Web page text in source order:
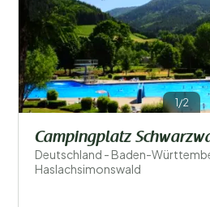
1/2
Campingplatz
Deutschland - Baden-
Haslachsimonswald